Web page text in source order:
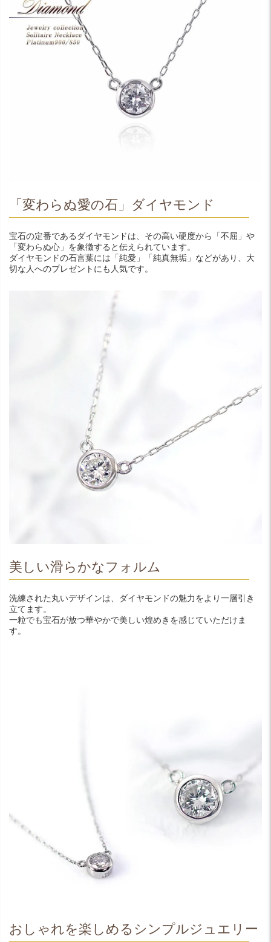
「変わらぬ愛の石」ダイヤモンド
宝石の定番であるダイヤモンドは、その高い硬度から「不屈」や
「変わらぬ心」を象徴すると伝えられています。
ダイヤモンドの石言葉には「純愛」「純真無垢」などがあり、大
切な人へのプレゼントにも人気です。
美しい滑らかなフォルム
洗練された丸いデザインは、ダイヤモンドの魅力をより一層引き
立てます。
一粒でも宝石が放つ華やかで美しい煌めきを感じていただけま
す。
おしゃれを楽しめるシンプルジュエリー